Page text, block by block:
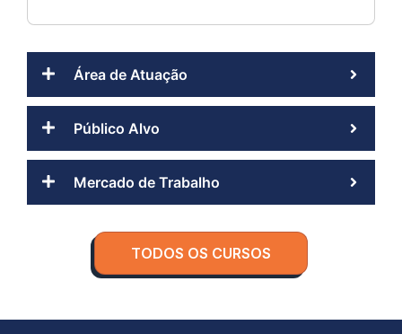
Área de Atuação
Público Alvo
Mercado de Trabalho
TODOS OS CURSOS